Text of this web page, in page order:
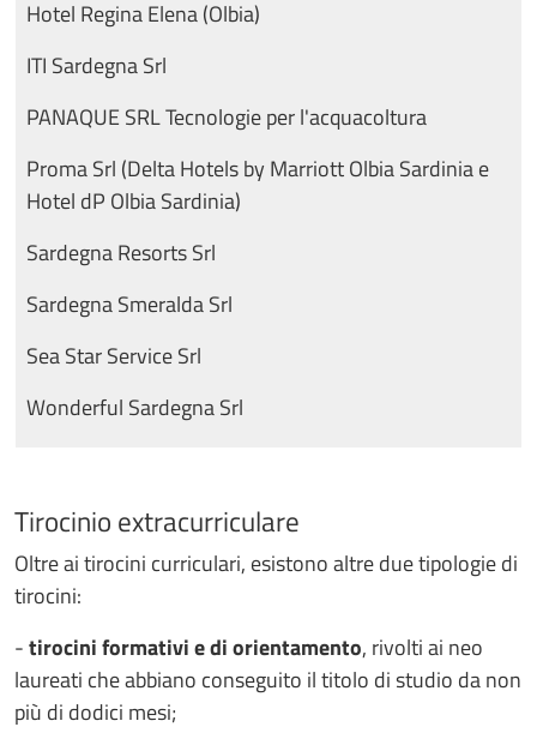
Hotel Regina Elena (Olbia)
ITI Sardegna Srl
PANAQUE SRL Tecnologie per l'acquacoltura
Proma Srl (Delta Hotels by Marriott Olbia Sardinia e
Hotel dP Olbia Sardinia)
Sardegna Resorts Srl
Sardegna Smeralda Srl
Sea Star Service Srl
Wonderful Sardegna Srl
Tirocinio extracurriculare
Oltre ai tirocini curriculari, esistono altre due tipologie di
tirocini:
-tirocini formativi e di orientamento, rivolti ai neo
laureati che abbiano conseguito il titolo di studio da non
più di dodici mesi;